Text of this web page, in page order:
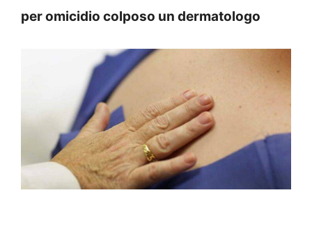
per omicidio colposo un dermatologo